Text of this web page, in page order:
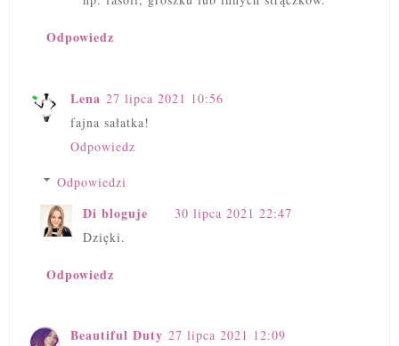
Odpowiedz
Lena 27 lipca 2021 10:56
fajna sałatka!
Odpowiedz
Odpowiedzi
Di bloguje
30 lipca 2021 22:47
Dzięki.
Odpowiedz
Beautiful Duty 27 lipca 2021 12:09